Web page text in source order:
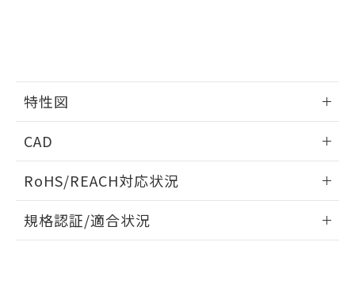
特性図
開閉容量
CAD
ドすることができます。
ログイン/会員登録
RoHS/REACH対応状況
EU RoHS 注意事項・凡例
規格認証/適合状況
用者の範囲」に記載されている法人を
ものではありません。
また、RoHS指令のフタル酸エステル類４
荷製品に未対応品が混在することから備考
欄に対応日を記載しておりました。
既に当社にて対応品への在庫切替を完了
り、2022年1月12日より割愛しておりま
す。